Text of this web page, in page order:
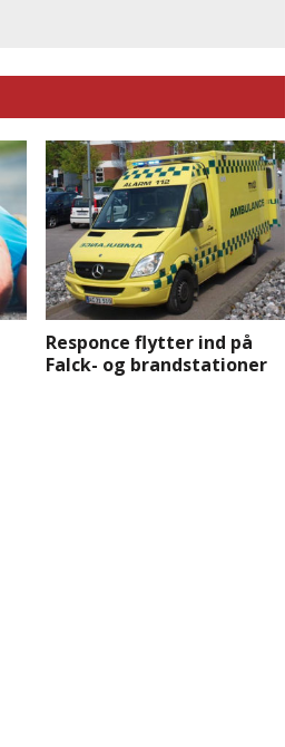
Responce flytter ind på
Falck- og brandstationer